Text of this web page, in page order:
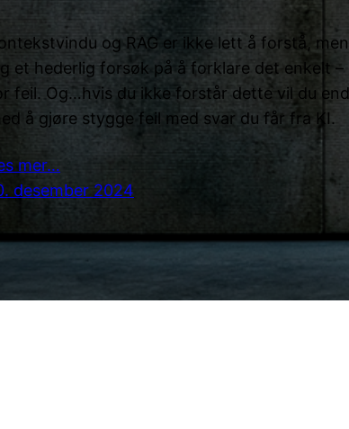
og RAG er ikke lett å forstå,
et hederlig forsøk på å forklare det enkelt –
feil. Og…hvis du ikke forstår dette vil du
å gjøre stygge feil med svar du får fra KI.
mer…
desember 2024